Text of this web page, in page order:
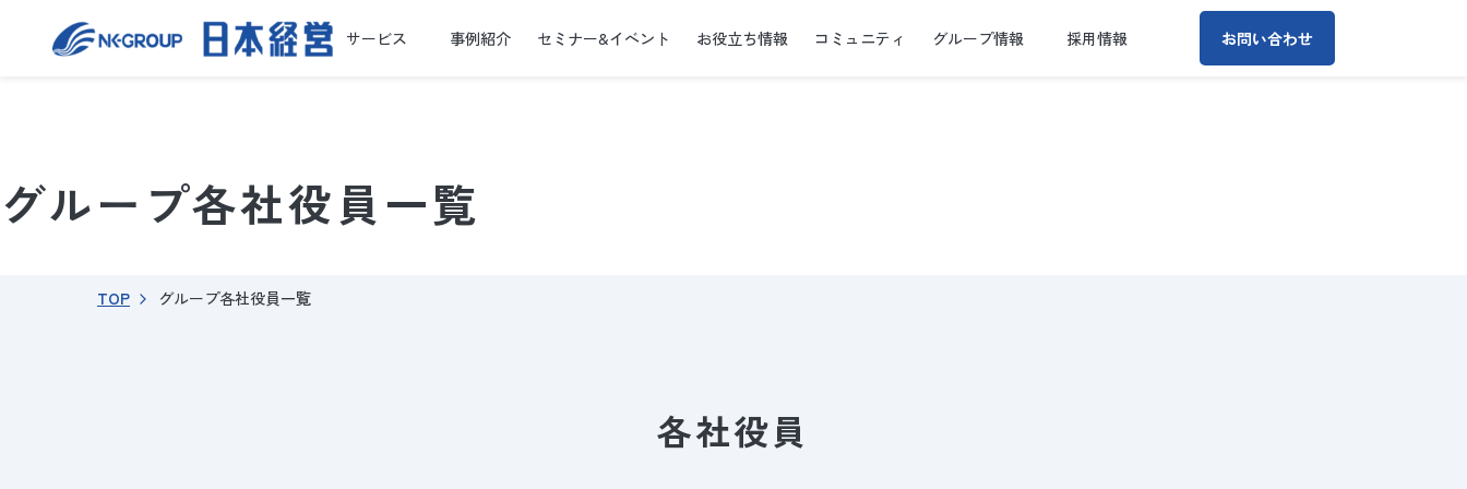
サービス 事例紹介 セミナー&イベント お役立ち情報 コミュニティ グループ情報 採用情報 お問い合わせ
グループ各社役員一覧
TOP グループ各社役員一覧
各社役員